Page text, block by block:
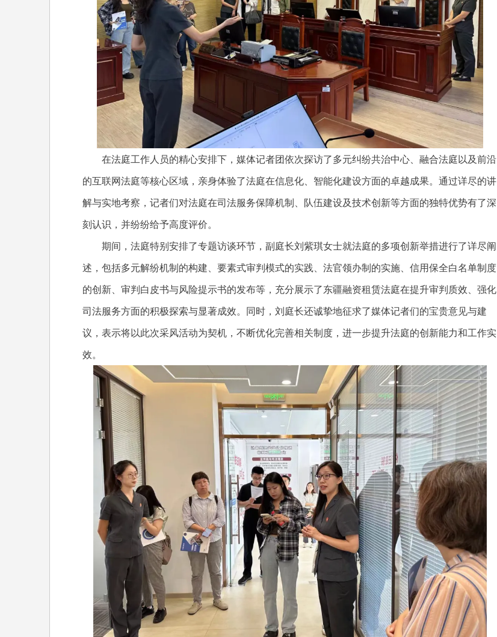
在法庭工作人员的精心安排下，媒体记者团依次探访了多元纠纷共治中心、融合法庭以及前沿
的互联网法庭等核心区域，亲身体验了法庭在信息化、智能化建设方面的卓越成果。通过详尽的讲
解与实地考察，记者们对法庭在司法服务保障机制、队伍建设及技术创新等方面的独特优势有了深
刻认识，并纷纷给予高度评价。
期间，法庭特别安排了专题访谈环节，副庭长刘紫琪女士就法庭的多项创新举措进行了详尽阐
述，包括多元解纷机制的构建、要素式审判模式的实践、法官领办制的实施、信用保全白名单制度
的创新、审判白皮书与风险提示书的发布等，充分展示了东疆融资租赁法庭在提升审判质效、强化
司法服务方面的积极探索与显著成效。同时，刘庭长还诚挚地征求了媒体记者们的宝贵意见与建
议，表示将以此次采风活动为契机，不断优化完善相关制度，进一步提升法庭的创新能力和工作实
效。